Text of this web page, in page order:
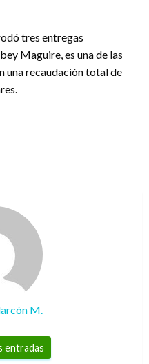
tres entregas
Maguire, es una de las
una recaudación total de
M.
entradas